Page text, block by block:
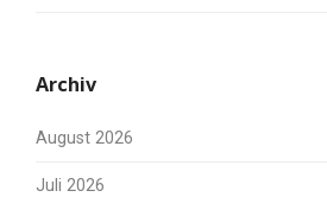
Archiv
August 2026
Juli 2026